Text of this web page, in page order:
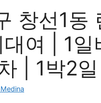
창선1동
여 | 1
| 1박2